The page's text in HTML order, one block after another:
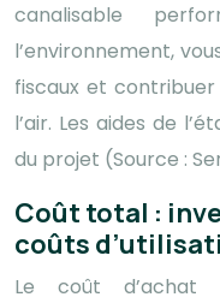
canalisable
l’environnement,
fiscaux et
l’air. Les aides de
du projet (Source :
Coût total :
coûts
Le coût d’achat